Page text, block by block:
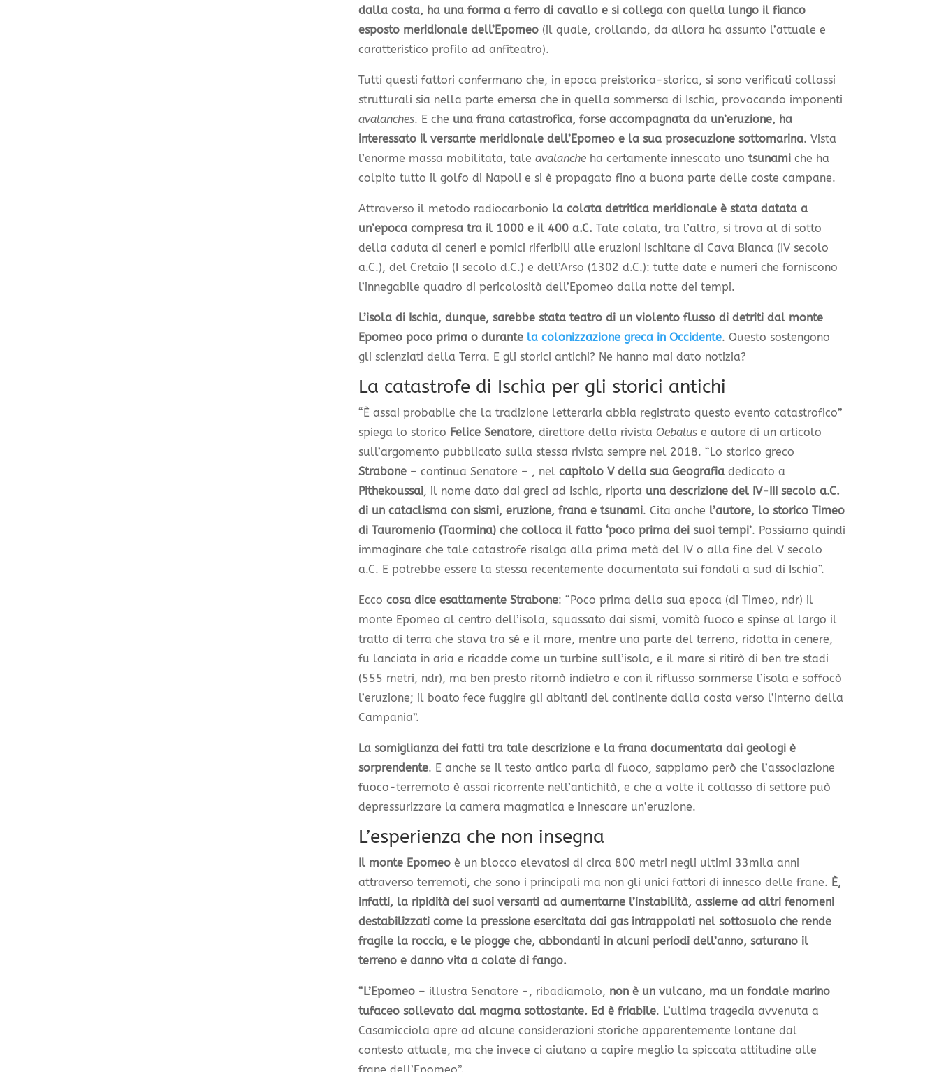
dalla costa, ha una forma a ferro di cavallo e si collega con quella lungo il fianco
esposto meridionale dell’Epomeo(il quale, crollando, da allora ha assunto l’attuale e
caratteristico profilo ad anfiteatro).
Tutti questi fattori confermano che, in epoca preistorica-storica, si sono verificati collassi
strutturali sia nella parte emersa che in quella sommersa di Ischia, provocando imponenti
avalanches. E che una frana catastrofica, forse accompagnata da un’eruzione, ha
interessato il versante meridionale dell’Epomeo e la sua prosecuzione sottomarina. Vista
l’enorme massa mobilitata, tale avalancheha certamente innescato uno tsunamiche ha
colpito tutto il golfo di Napoli e si è propagato fino a buona parte delle coste campane.
Attraverso il metodo radiocarbonio la colata detritica meridionale è stata datata a
un’epoca compresa tra il 1000 e il 400 a.C. Tale colata, tra l’altro, si trova al di sotto
della caduta di ceneri e pomici riferibili alle eruzioni ischitane di Cava Bianca (IV secolo
a.C.), del Cretaio (I secolo d.C.) e dell’Arso (1302 d.C.): tutte date e numeri che forniscono
l’innegabile quadro di pericolosità dell’Epomeo dalla notte dei tempi.
L’isola di Ischia, dunque, sarebbe stata teatro di un violento flusso di detriti dal monte
Epomeo poco prima o durante la colonizzazione greca in Occidente. Questo sostengono
gli scienziati della Terra. E gli storici antichi? Ne hanno mai dato notizia?
La catastrofe di Ischia per gli storici antichi
“È assai probabile che la tradizione letteraria abbia registrato questo evento catastrofico”
spiega lo storico Felice Senatore, direttore della rivista Oebaluse autore di un articolo
sull’argomento pubblicato sulla stessa rivista sempre nel 2018. “Lo storico greco
Strabone– continua Senatore – , nel capitolo V della sua Geografiadedicato a
Pithekoussai, il nome dato dai greci ad Ischia, riporta una descrizione del IV-III secolo a.C.
di un cataclisma con sismi, eruzione, frana e tsunami. Cita anche l’autore, lo storico Timeo
di Tauromenio (Taormina) che colloca il fatto ‘poco prima dei suoi tempi’. Possiamo quindi
immaginare che tale catastrofe risalga alla prima metà del IV o alla fine del V secolo
a.C. E potrebbe essere la stessa recentemente documentata sui fondali a sud di Ischia”.
Ecco cosa dice esattamente Strabone: “Poco prima della sua epoca (di Timeo, ndr) il
monte Epomeo al centro dell’isola, squassato dai sismi, vomitò fuoco e spinse al largo il
tratto di terra che stava tra sé e il mare, mentre una parte del terreno, ridotta in cenere,
fu lanciata in aria e ricadde come un turbine sull’isola, e il mare si ritirò di ben tre stadi
(555 metri, ndr), ma ben presto ritornò indietro e con il riflusso sommerse l’isola e soffocò
l’eruzione; il boato fece fuggire gli abitanti del continente dalla costa verso l’interno della
Campania”.
La somiglianza dei fatti tra tale descrizione e la frana documentata dai geologi è
sorprendente. E anche se il testo antico parla di fuoco, sappiamo però che l’associazione
fuoco-terremoto è assai ricorrente nell’antichità, e che a volte il collasso di settore può
depressurizzare la camera magmatica e innescare un’eruzione.
L’esperienza che non insegna
Il monte Epomeoè un blocco elevatosi di circa 800 metri negli ultimi 33mila anni
attraverso terremoti, che sono i principali ma non gli unici fattori di innesco delle frane. È,
infatti, la ripidità dei suoi versanti ad aumentarne l’instabilità, assieme ad altri fenomeni
destabilizzati come la pressione esercitata dai gas intrappolati nel sottosuolo che rende
fragile la roccia, e le piogge che, abbondanti in alcuni periodi dell’anno, saturano il
terreno e danno vita a colate di fango.
“L’Epomeo– illustra Senatore -, ribadiamolo, non è un vulcano, ma un fondale marino
tufaceo sollevato dal magma sottostante. Ed è friabile. L’ultima tragedia avvenuta a
Casamicciola apre ad alcune considerazioni storiche apparentemente lontane dal
contesto attuale, ma che invece ci aiutano a capire meglio la spiccata attitudine alle